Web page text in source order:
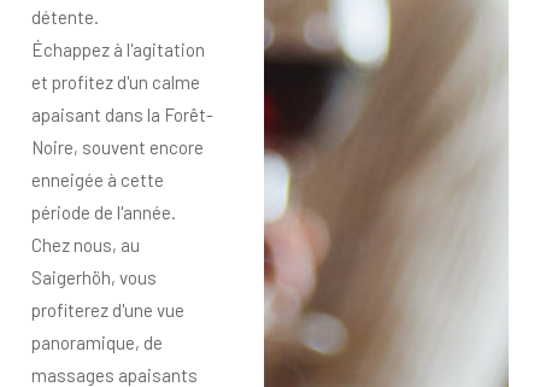
détente.
Échappez à l'agitation
et profitez d'un calme
apaisant dans la Forêt-
Noire, souvent encore
enneigée à cette
période de l'année.
Chez nous, au
Saigerhöh, vous
profiterez d'une vue
panoramique, de
massages apaisants